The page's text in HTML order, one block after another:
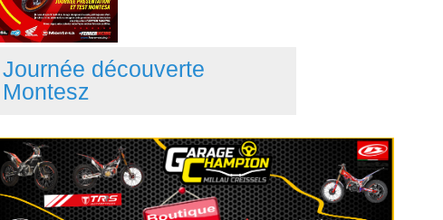
Journée découverte
Montesz